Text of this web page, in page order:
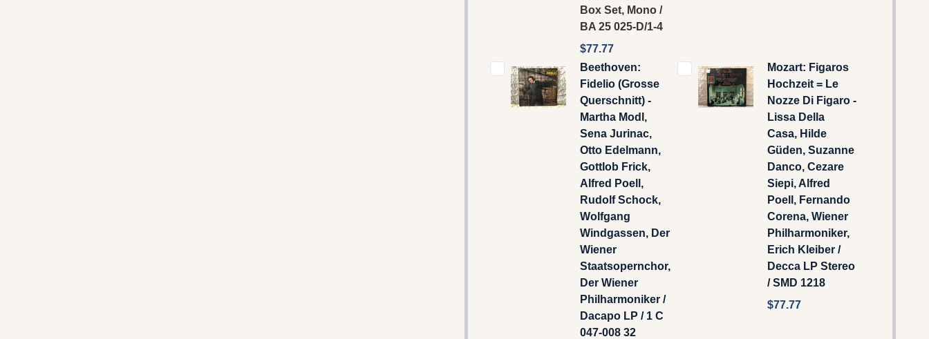
Box Set, Mono /
BA 25 025-D/1-4
$77.77
Beethoven:
Fidelio (Grosse
Querschnitt) -
Martha Modl,
Sena Jurinac,
Otto Edelmann,
Gottlob Frick,
Alfred Poell,
Rudolf Schock,
Wolfgang
Windgassen, Der
Wiener
Staatsopernchor,
Der Wiener
Philharmoniker /
Dacapo LP / 1 C
047-008 32
Mozart: Figaros
Hochzeit = Le
Nozze Di Figaro -
Lissa Della
Casa, Hilde
Güden, Suzanne
Danco, Cezare
Siepi, Alfred
Poell, Fernando
Corena, Wiener
Philharmoniker,
Erich Kleiber /
Decca LP Stereo
/ SMD 1218
$77.77